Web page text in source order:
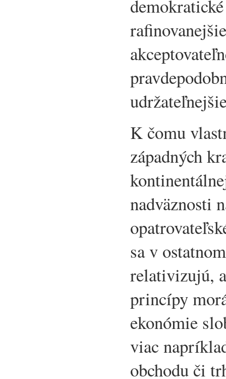
K čomu
západných
nadväznosti
sa v
relativizujú,
princípy
ekonómie
viac
obchodu či